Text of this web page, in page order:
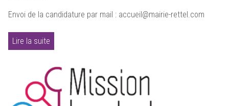
Envoi de la candidature par mail : accueil@mairie-rettel.com
Lire la suite